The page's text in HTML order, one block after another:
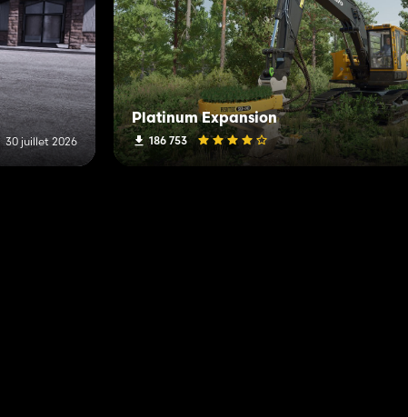
30 juillet 2026
Platinum Expansion
186 753